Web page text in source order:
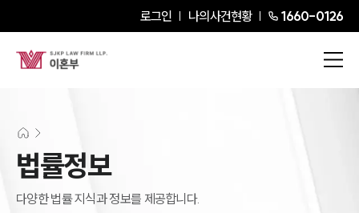
로그인 나의사건현황 1660-0126
법률정보
다양한 법률 지식과 정보를 제공합니다.